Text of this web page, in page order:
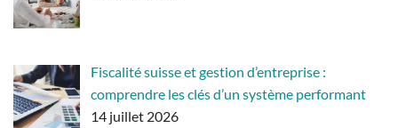
Fiscalité suisse et gestion d’entreprise :
comprendre les clés d’un système performant
14 juillet 2026